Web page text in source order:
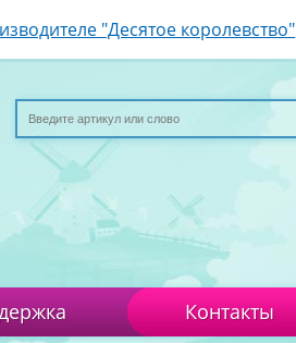
"Десятое королевство"
Контакты